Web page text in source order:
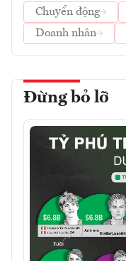
Chuyển động
Doanh nhân
Đừng bỏ lỡ